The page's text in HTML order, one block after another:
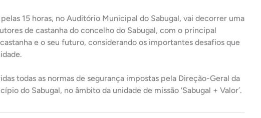
15 horas, no Auditório Municipal do Sabugal, vai decorrer uma
de castanha do concelho do Sabugal, com o principal
e o seu futuro, considerando os importantes desafios que
todas as normas de segurança impostas pela Direção-Geral da
do Sabugal, no âmbito da unidade de missão ‘Sabugal + Valor’.